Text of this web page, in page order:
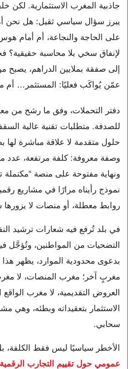
جاذبية المغرب الاستثمارية. لكن
يبرز سؤال سياسي ثقيل: هل نحن
على الحاجة والنجاعة، أم أمام
لإنفاق سخي بلا محاسبة حقيقية؟
إلى صفقة بملايين الدراهم، يصبح
عمّن يُواكَب فعليًا: المستثمر… أم
دفتر التحملات، وفق ما رشح من
للصدفة. متطلبات تقنية عالية
حلول متقدمة لا علاقة مباشرة لها
وصفة معروفة: كلفة مرتفعة، عدد
ونهاية مفتوحة على منصة “مكتملة
نموذج رأيناه مرارًا في مشاريع
روابط معطلة، أو منصات لا
في بلد تُرفع فيه شعارات ترشيد
التضحيات من المواطنين، وتُؤجَّل
بدعوى محدودية الموارد، يظهر
مغربٍ آخر؛ مغرب المنصات، لا
العروض التقديمية، لا مغرب الواقع
الاستثمار بتعقيداته وبطئه، وهي
سحابي.
الأخطر سياسيًا ليس فقط الكلفة،
عمومي حول تقييم التجارب